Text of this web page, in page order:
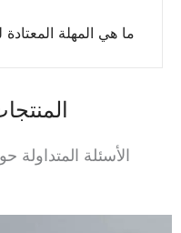
ما هي المهلة
الأسئلة المتداولة